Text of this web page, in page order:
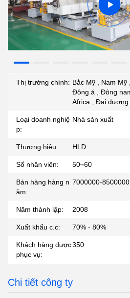
Thị trường chính: Bắc Mỹ , Nam Mỹ
Đông á , Đông
Africa , Đại dương
Loại doanh nghiệ
p:
Nhà sản xuất
Thương hiệu: HLD
Số nhân viên: 50~60
Bán hàng hàng n
ăm:
7000000-8500000
Năm thành lập: 2008
Xuất khẩu c.c: 70% - 80%
Khách hàng được
phục vụ:
350
Chi tiết công ty